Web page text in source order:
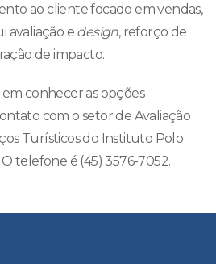
ao cliente focado em vendas,
avaliação e design, reforço de
de impacto.
conhecer as opções
com o setor de Avaliação
Turísticos do Instituto Polo
telefone é (45) 3576-7052.